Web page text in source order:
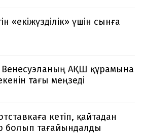
«екіжүзділік» үшін сынға
Венесуэланың АҚШ құрамына
тағы меңзеді
кетіп, қайтадан
болып тағайындалды